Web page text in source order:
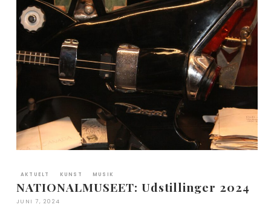
AKTUELT KUNST MUSIK
NATIONALMUSEET: Udstillinger 2024
JUNI 7, 2024